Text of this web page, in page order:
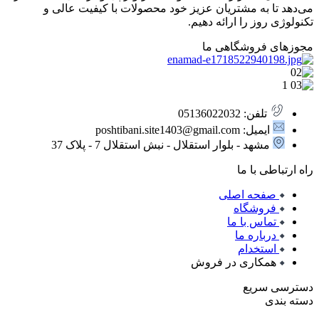
می‌دهد تا به مشتریان عزیز خود محصولات با کیفیت عالی و
تکنولوژی روز را ارائه دهیم.
مجوزهای فروشگاهی ما
تلفن: 05136022032
ایمیل: poshtibani.site1403@gmail.com
مشهد - بلوار استقلال - نبش استقلال 7 - پلاک 37
راه ارتباطی با ما
صفحه اصلی
فروشگاه
تماس با ما
درباره ما
استخدام
همکاری در فروش
دسترسی سریع
دسته بندی